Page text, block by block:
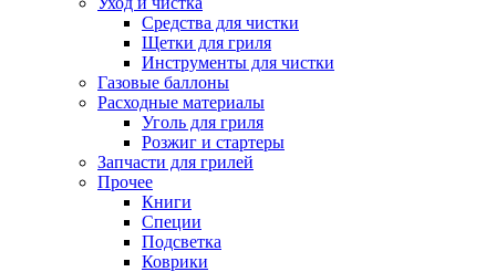
Средства для чистки
Щетки для гриля
Инструменты для чистки
Газовые баллоны
Расходные материалы
Уголь для гриля
Розжиг и стартеры
Запчасти для грилей
Прочее
Книги
Специи
Подсветка
Коврики